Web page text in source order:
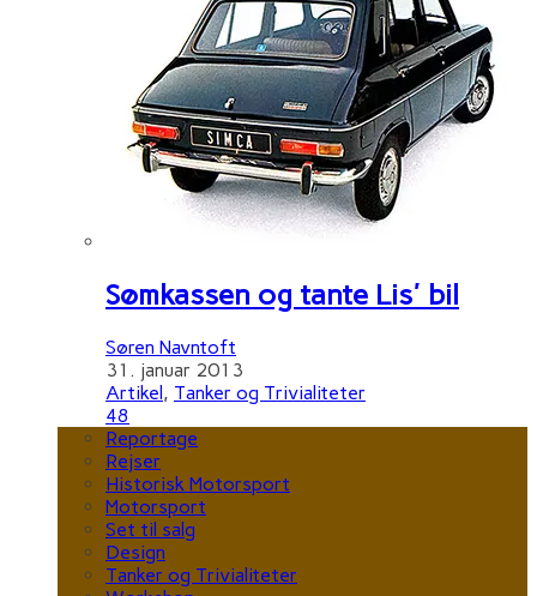
Sømkassen og tante Lis' bil
Søren Navntoft
31. januar 2013
Artikel, Tanker og Trivialiteter
48
Reportage
Rejser
Historisk Motorsport
Motorsport
Set til salg
Design
Tanker og Trivialiteter